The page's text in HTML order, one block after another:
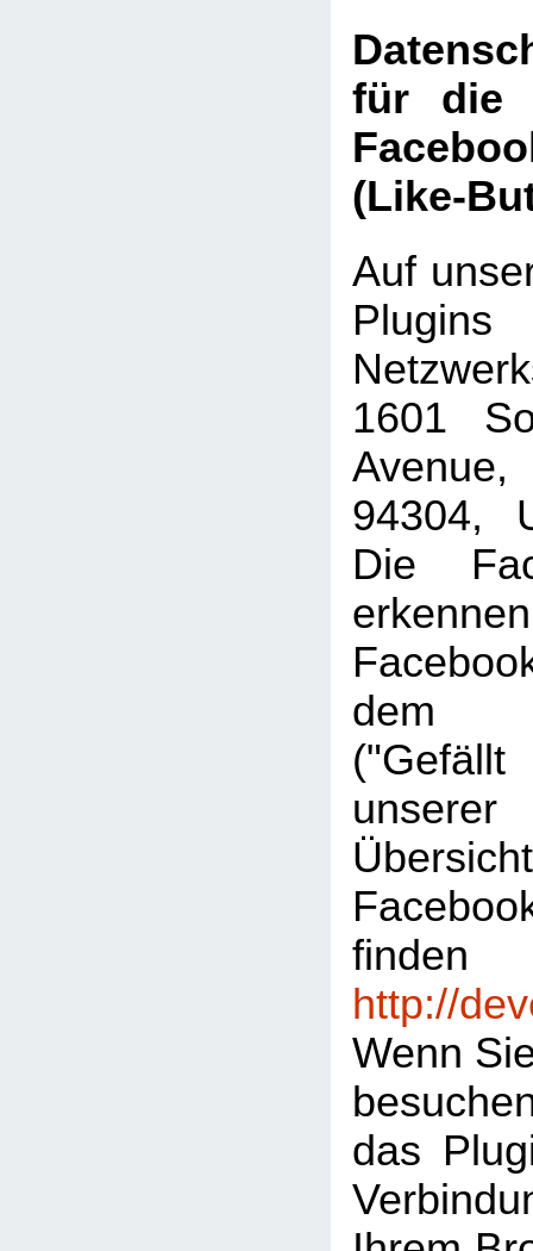
für die
(Like-
Auf
Plugins
1601
94304,
Die
dem
http://
Wenn
das